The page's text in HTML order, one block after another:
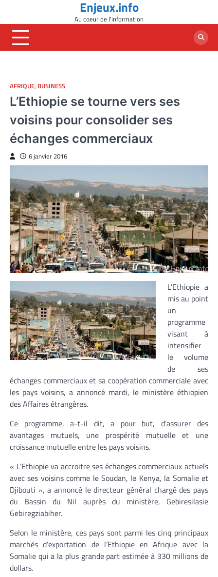
content
Enjeux.info
Au coeur de l'information
AFRIQUE, BUSINESS
L’Ethiopie se tourne vers ses
voisins pour consolider ses
échanges commerciaux
6 janvier 2016
L’Ethiopie a
mis au point
un
programme
visant à
intensifier
le volume
de ses
échanges commerciaux et sa coopération commerciale avec
les pays voisins, a annoncé mardi, le ministère éthiopien
des Affaires étrangères.
Ce programme, a-t-il dit, a pour but, d’assurer des
avantages mutuels, une prospérité mutuelle et une
croissance mutuelle entre les pays voisins.
« L’Ethiopie va accroitre ses échanges commerciaux actuels
avec ses voisins comme le Soudan, le Kenya, la Somalie et
Djibouti », a annoncé le directeur général chargé des pays
du Bassin du Nil auprès du ministère, Gebiresilasie
Gebiregziabiher.
Selon le ministère, ces pays sont parmi les cinq principaux
marchés d’exportation de l’Ethiopie en Afrique avec la
Somalie qui a la plus grande part estimée à 330 millions de
dollars.